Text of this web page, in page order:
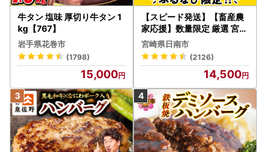
い場合は、必ず事前に「山形市ふるさと納税お礼の品事務
局」までご連絡をお願い致します。
●「お申し込みの不備」「事前連絡をいただいていない長期
不在や転居」「住所不明」「日数が経ってからのお受取り」
に対する再出荷は致しかねますのでご了承ください。
●お申し込みが殺到した場合、準備ができ次第、順次発送と
なりますので、あらかじめご了承のほどお願い致します。
●のし・包装・名入れのご希望はお受けしておりません。
●お申し込み後のお礼の品の変更はお受け致しかねますの
で、ご了承ください。
●ご入金後のキャンセルは致しかねます。
牛タン 塩味 厚切り牛タン 1
kg【767】
岩手県花巻市
(1798)
15,000
【スピード発送】【畜産農
家応援】数量限定 厳選 宮崎
牛 赤身 焼肉 計800g FN-Li
mited-PR_BDV5-26-2W
宮崎県日南市
(2126)
14,500